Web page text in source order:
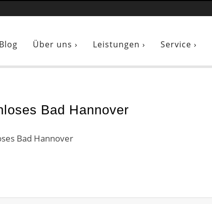
Blog Über uns › Leistungen › Service ›
Bad Hannover